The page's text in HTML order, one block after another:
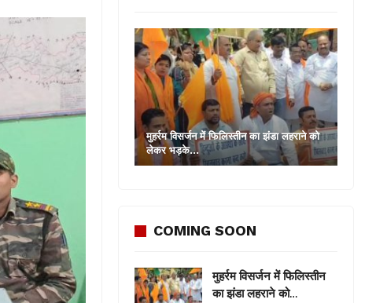
मुहर्रम विसर्जन में फिलिस्तीन का झंडा लहराने को
लेकर भड़के…
COMING SOON
मुहर्रम विसर्जन में फिलिस्तीन
का झंडा लहराने को…